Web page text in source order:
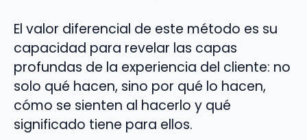
El valor diferencial de este método es su
capacidad para revelar las capas
profundas de la experiencia del cliente: no
solo qué hacen, sino por qué lo hacen,
cómo se sienten al hacerlo y qué
significado tiene para ellos.